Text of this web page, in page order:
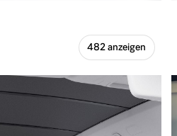
482 anzeigen